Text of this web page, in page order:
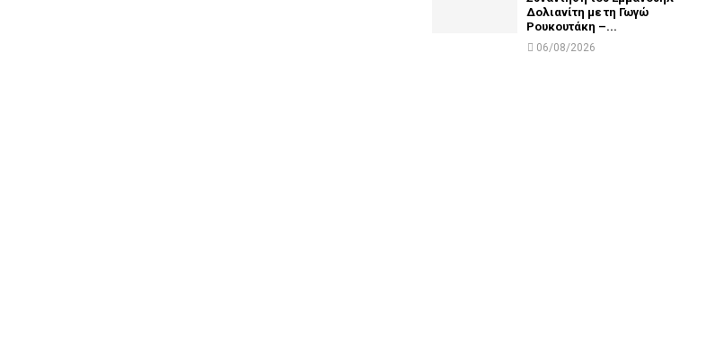
Δολιανίτη με τη Γωγώ
Ρουκουτάκη –...
06/08/2026